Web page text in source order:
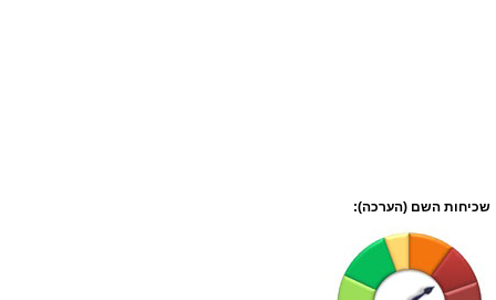
שכיחות השם (הערכה):